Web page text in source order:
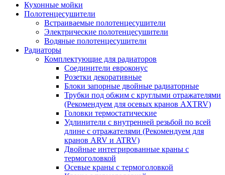
Кухонные мойки
Полотенцесушители
Встраиваемые полотенцесушители
Электрические полотенцесушители
Водяные полотенцесушители
Радиаторы
Комплектующие для радиаторов
Соединители евроконус
Розетки декоративные
Блоки запорные двойные радиаторные
Трубки под обжим с круглыми отражателями
(Рекомендуем для осевых кранов AXTRV)
Головки термостатические
Удлинители с внутренней резьбой по всей
длине с отражателями (Рекомендуем для
кранов ARV и ATRV)
Двойные интегрированные краны с
термоголовкой
Осевые краны с термоголовкой